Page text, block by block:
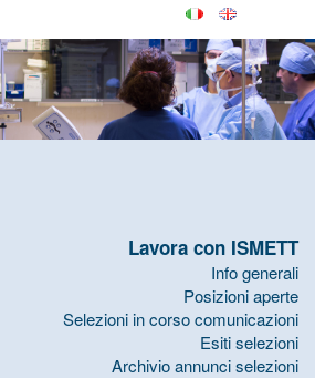
Lavora con ISMETT
Info generali
Posizioni aperte
Selezioni in corso comunicazioni
Esiti selezioni
Archivio annunci selezioni